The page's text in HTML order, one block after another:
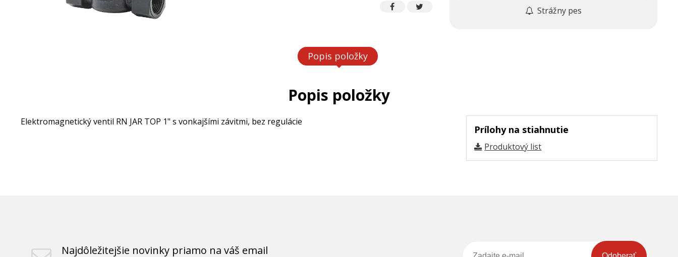
Strážny pes
Popis položky
Popis položky
Prílohy na stiahnutie
Produktový list
Elektromagnetický ventil RN JAR TOP 1" s vonkajšími závitmi, bez regulácie
Najdôležitejšie novinky priamo na váš email